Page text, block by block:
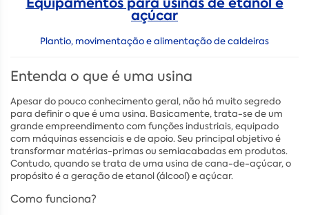
açúcar
Plantio, movimentação e alimentação de caldeiras
Entenda o que é uma usina
Apesar do pouco conhecimento geral, não há muito segredo
para definir o que é uma usina. Basicamente, trata-se de um
grande empreendimento com funções industriais, equipado
com máquinas essenciais e de apoio. Seu principal objetivo é
transformar matérias-primas ou semiacabadas em produtos.
Contudo, quando se trata de uma usina de cana-de-açúcar, o
propósito é a geração de etanol (álcool) e açúcar.
Como funciona?